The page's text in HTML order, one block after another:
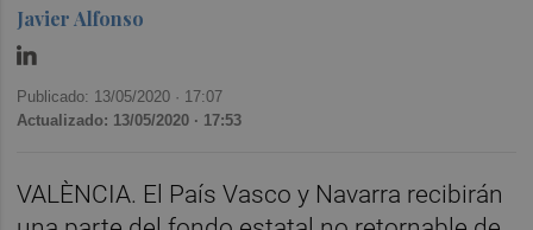
Javier Alfonso
Publicado: 13/05/2020 · 17:07
Actualizado: 13/05/2020 · 17:53
VALÈNCIA. El País Vasco y Navarra recibirán